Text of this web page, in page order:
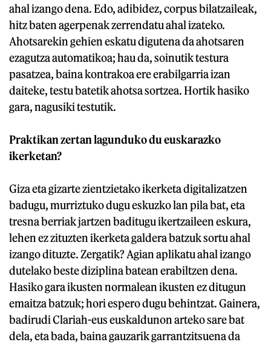
ahal izango dena. Edo, adibidez, corpus bilatzaileak,
hitz baten agerpenak zerrendatu ahal izateko.
Ahotsarekin gehien eskatu digutena da ahotsaren
ezagutza automatikoa; hau da, soinutik testura
pasatzea, baina kontrakoa ere erabilgarria izan
daiteke, testu batetik ahotsa sortzea. Hortik hasiko
gara, nagusiki testutik.
Praktikan zertan lagunduko du euskarazko
ikerketan?
Giza eta gizarte zientzietako ikerketa digitalizatzen
badugu, murriztuko dugu eskuzko lan pila bat, eta
tresna berriak jartzen baditugu ikertzaileen eskura,
lehen ez zituzten ikerketa galdera batzuk sortu ahal
izango dituzte. Zergatik? Agian aplikatu ahal izango
dutelako beste diziplina batean erabiltzen dena.
Hasiko gara ikusten normalean ikusten ez ditugun
emaitza batzuk; hori espero dugu behintzat. Gainera,
badirudi Clariah-eus euskaldunon arteko sare bat
dela, eta bada, baina gauzarik garrantzitsuena da